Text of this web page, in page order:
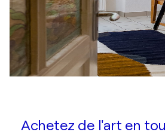
Achetez de l'art en